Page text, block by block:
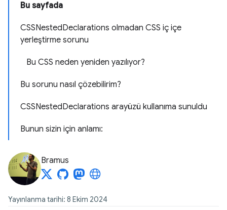
Bu sayfada
CSSNestedDeclarations olmadan CSS iç içe
yerleştirme sorunu
Bu CSS neden yeniden yazılıyor?
Bu sorunu nasıl çözebilirim?
CSSNestedDeclarations arayüzü kullanıma sunuldu
Bunun sizin için anlamı:
Bramus
Yayınlanma tarihi: 8 Ekim 2024